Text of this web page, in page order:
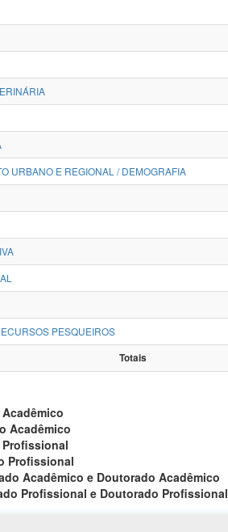
URBANO E REGIONAL / DEMOGRAFIA
PESQUEIROS
Totais
Acadêmico
Profissional
Profissional
Acadêmico e Doutorado Acadêmico
Profissional e Doutorado Profissional